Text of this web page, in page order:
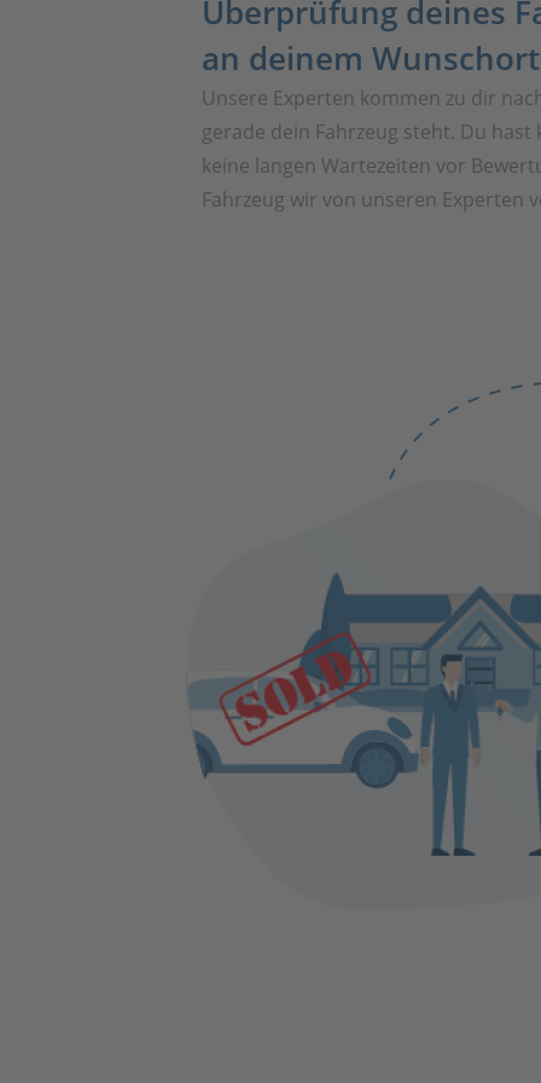
Überprüfung deines
an deinem Wunschort
Unsere Experten kommen zu dir
gerade dein Fahrzeug steht. Du
keine langen Wartezeiten vor
Fahrzeug wir von unseren Experten